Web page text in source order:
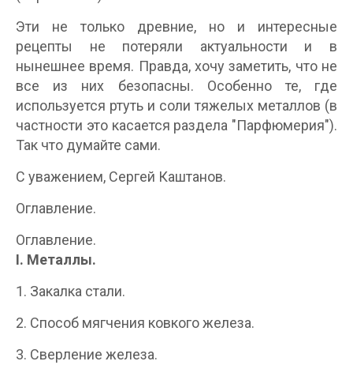
Эти не только древние, но и интересные
рецепты не потеряли актуальности и в
нынешнее время. Правда, хочу заметить, что не
все из них безопасны. Особенно те, где
используется ртуть и соли тяжелых металлов (в
частности это касается раздела "Парфюмерия").
Так что думайте сами.
С уважением, Сергей Каштанов.
Оглавление.
Оглавление.
I. Металлы.
1. Закалка стали.
2. Способ мягчения ковкого железа.
3. Сверление железа.